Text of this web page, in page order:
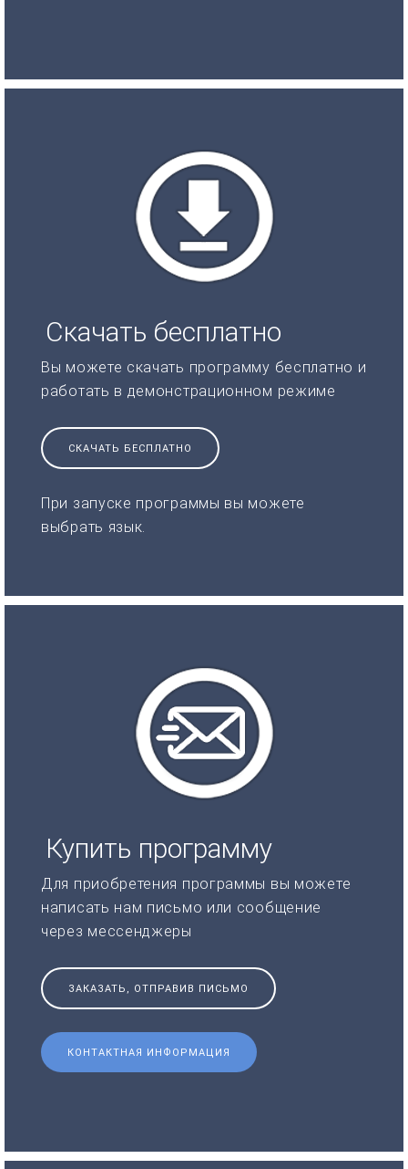
Скачать бесплатно
Вы можете скачать программу бесплатно и
работать в демонстрационном режиме
СКАЧАТЬ БЕСПЛАТНО
При запуске программы вы можете
выбрать язык.
Купить программу
Для приобретения программы вы можете
написать нам письмо или сообщение
через мессенджеры
ЗАКАЗАТЬ, ОТПРАВИВ ПИСЬМО
КОНТАКТНАЯ ИНФОРМАЦИЯ